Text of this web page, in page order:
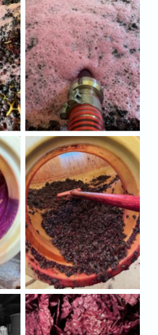
Aucune légende
Aucune légende